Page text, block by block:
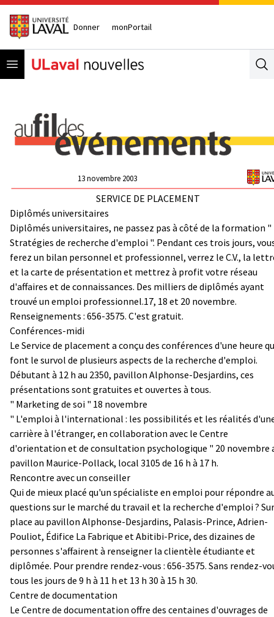
Donner monPortail
Open menu
13 novembre 2003
SERVICE DE PLACEMENT
Diplômés universitaires
Diplômés universitaires, ne passez pas à côté de la formation "
Stratégies de recherche d'emploi ". Pendant ces trois jours,
ferez un bilan personnel et professionnel, verrez le C.V., la
et la carte de présentation et mettrez à profit votre réseau
d'affaires et de connaissances. Des milliers de diplômés ayant
trouvé un emploi professionnel.17, 18 et 20 novembre.
Renseignements : 656-3575. C'est gratuit.
Conférences-midi
Le Service de placement a conçu des conférences d'une heure
font le survol de plusieurs aspects de la recherche d'emploi.
Débutant à 12 h au 2350, pavillon Alphonse-Desjardins, ces
présentations sont gratuites et ouvertes à tous.
" Marketing de soi " 18 novembre
" L'emploi à l'international : les possibilités et les réalités
carrière à l'étranger, en collaboration avec le Centre
d'orientation et de consultation psychologique " 20 novembre
pavillon Maurice-Pollack, local 3105 de 16 h à 17 h.
Rencontre avec un conseiller
Qui de mieux placé qu'un spécialiste en emploi pour répondre
questions sur le marché du travail et la recherche d'emploi ? Sur
place au pavillon Alphonse-Desjardins, Palasis-Prince, Adrien-
Pouliot, Édifice La Fabrique et Abitibi-Price, des dizaines de
personnes s'affairent à renseigner la clientèle étudiante et
diplômée. Pour prendre rendez-vous : 656-3575. Sans rendez-
tous les jours de 9 h à 11 h et 13 h 30 à 15 h 30.
Centre de documentation
Le Centre de documentation offre des centaines d'ouvrages de